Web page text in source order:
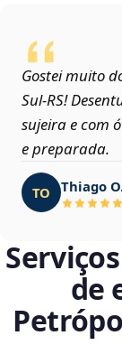
Gostei muito
Sul‑RS!
sujeira e com
e preparada.
TO Thiago
de